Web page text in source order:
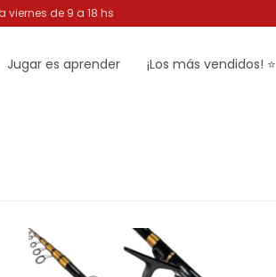
Jugar es aprender ¡Los más vendidos! ⭐
viernes de 9 a 18 hs